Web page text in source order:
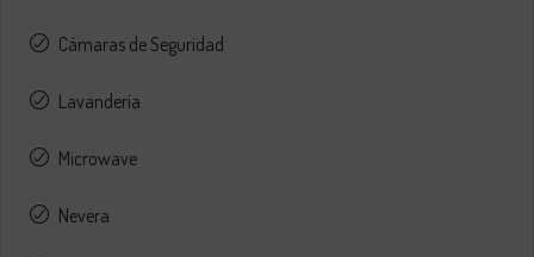
Cámaras de Seguridad
Lavandería
Microwave
Nevera